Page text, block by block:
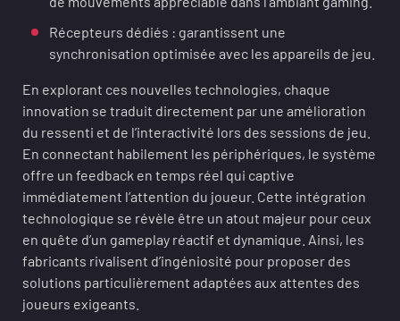
Récepteurs dédiés : garantissent une
synchronisation optimisée avec les appareils de jeu.
En explorant ces nouvelles technologies, chaque
innovation se traduit directement par une amélioration
du ressenti et de l’interactivité lors des sessions de jeu.
En connectant habilement les périphériques, le système
offre un feedback en temps réel qui captive
immédiatement l’attention du joueur. Cette intégration
technologique se révèle être un atout majeur pour ceux
en quête d’un gameplay réactif et dynamique. Ainsi, les
fabricants rivalisent d’ingéniosité pour proposer des
solutions particulièrement adaptées aux attentes des
joueurs exigeants.